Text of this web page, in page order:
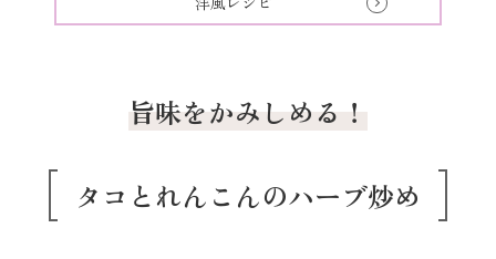
旨味をかみしめる！
タコとれんこんのハーブ炒め